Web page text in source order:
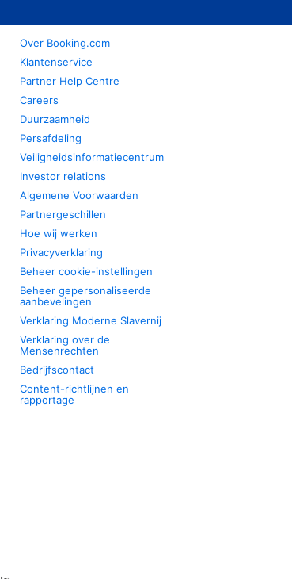
Over Booking.com
Klantenservice
Partner Help Centre
Careers
Duurzaamheid
Persafdeling
Veiligheidsinformatiecentrum
Investor relations
Algemene Voorwaarden
Partnergeschillen
Hoe wij werken
Privacyverklaring
Beheer cookie-instellingen
Beheer gepersonaliseerde
aanbevelingen
Verklaring Moderne Slavernij
Verklaring over de
Mensenrechten
Bedrijfscontact
Content-richtlijnen en
rapportage